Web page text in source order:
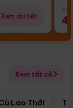
Xem chi tiết
Xem tất cả
Điểm nổi bật
Lao Thới